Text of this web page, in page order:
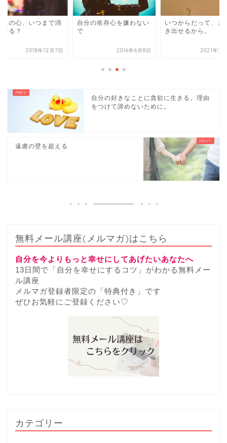
たの心、いつまで消
せる？
2018年12月7日
自分の依存心を嫌わない
で
2016年6月8日
いつからだって、ま
き出せるから。
2021年3
自分の好きなことに貪欲に生きる。理由
をつけて諦めないために。
遠慮の壁を超える
無料メール講座(メルマガ)はこちら
自分を今よりもっと幸せにしてあげたいあなたへ
13日間で「自分を幸せにするコツ」がわかる無料メー
ル講座
メルマガ登録者限定の「特典付き」です
ぜひお気軽にご登録ください♡
カテゴリー